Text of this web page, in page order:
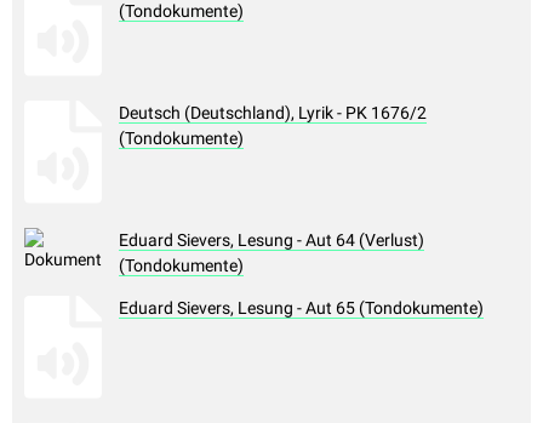
(Tondokumente)
Deutsch (Deutschland), Lyrik - PK 1676/2
(Tondokumente)
Eduard Sievers, Lesung - Aut 64 (Verlust)
(Tondokumente)
Eduard Sievers, Lesung - Aut 65 (Tondokumente)